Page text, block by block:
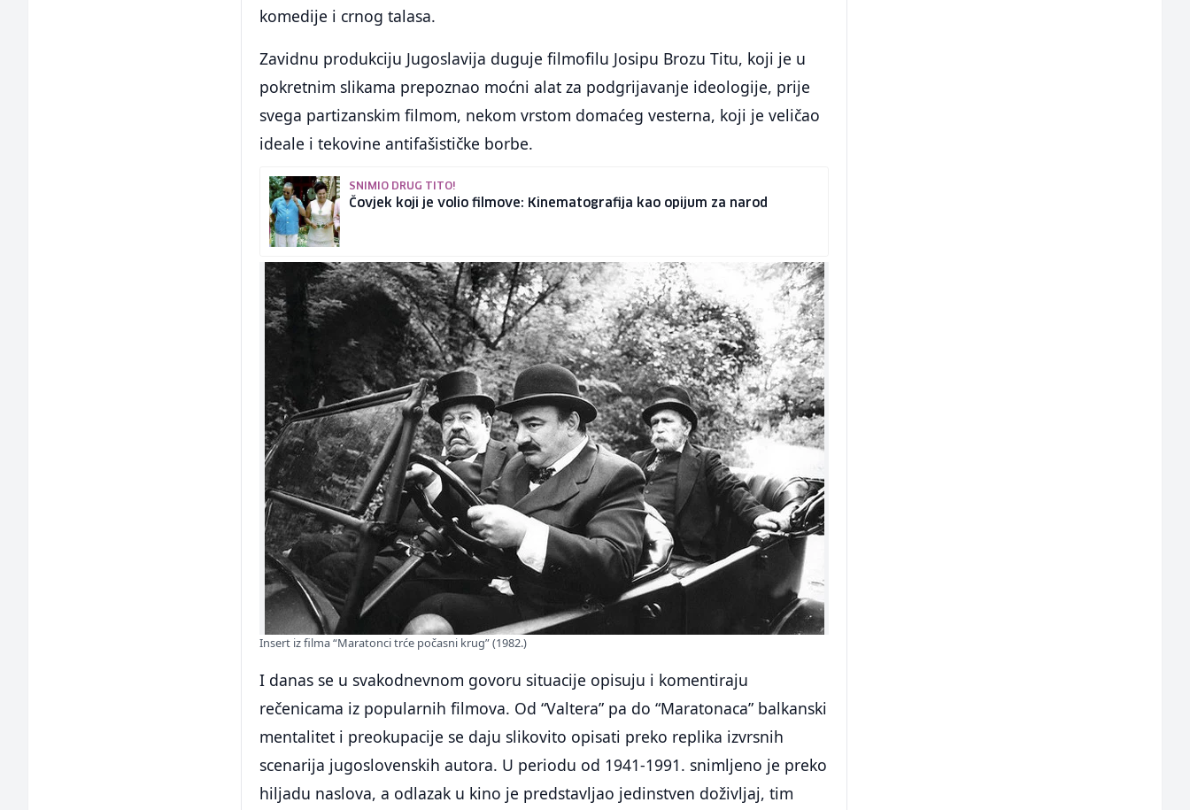
komedije i crnog talasa.
Zavidnu produkciju Jugoslavija duguje filmofilu Josipu Brozu Titu, koji je u
pokretnim slikama prepoznao moćni alat za podgrijavanje ideologije, prije
svega partizanskim filmom, nekom vrstom domaćeg vesterna, koji je veličao
ideale i tekovine antifašističke borbe.
SNIMIO DRUG TITO!
Čovjek koji je volio filmove: Kinematografija kao opijum za narod
Insert iz filma “Maratonci trće počasni krug” (1982.)
I danas se u svakodnevnom govoru situacije opisuju i komentiraju
rečenicama iz popularnih filmova. Od “Valtera” pa do “Maratonaca” balkanski
mentalitet i preokupacije se daju slikovito opisati preko replika izvrsnih
scenarija jugoslovenskih autora. U periodu od 1941-1991. snimljeno je preko
hiljadu naslova, a odlazak u kino je predstavljao jedinstven doživljaj, tim